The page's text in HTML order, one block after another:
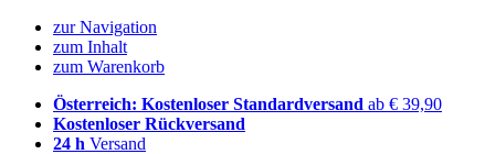
zur Navigation
zum Inhalt
zum Warenkorb
Österreich: Kostenloser Standardversand ab € 39,90
Kostenloser Rückversand
24 h Versand